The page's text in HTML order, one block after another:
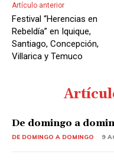
u
d
i
o
Artículo anterior
Festival “Herencias en
Rebeldía” en Iquique,
Santiago, Concepción,
Villarica y Temuco
De domingo a
DE DOMINGO A DOMINGO 9